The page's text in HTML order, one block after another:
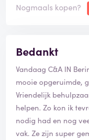
Nogmaals kopen?
Bedankt
Vandaag C&A IN
mooie opgeruimde,
Vriendelijk
helpen. Zo kon ik
nodig had en nog
vak. Ze zijn super